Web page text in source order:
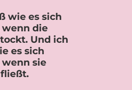
wie es sich
die
Und ich
es sich
sie